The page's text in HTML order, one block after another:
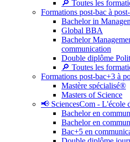
🔎 Toutes les
Formations post-bac à
Bachelor in
Global BBA
Bachelor
communication
Double diplôme
🔎 Toutes les
Formations post-bac+3 à
Mastère spécialisé®
Masters of Science
📢 SciencesCom - L'école
Bachelor en
Bachelor en
Bac+5 en